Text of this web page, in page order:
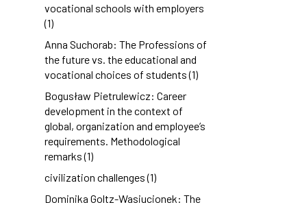
vocational schools with employers
(1)
Anna Suchorab: The Professions of
the future vs. the educational and
vocational choices of students (1)
Bogusław Pietrulewicz: Career
development in the context of
global, organization and employee’s
requirements. Methodological
remarks (1)
civilization challenges (1)
Dominika Goltz-Wasiucionek: The